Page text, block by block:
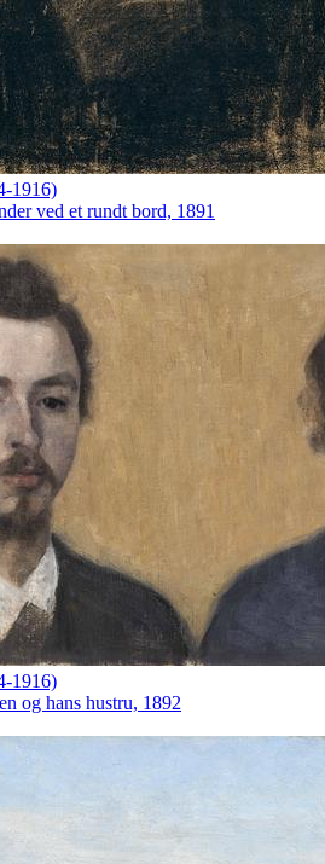
1916)
ved et rundt bord, 1891
1916)
og hans hustru, 1892